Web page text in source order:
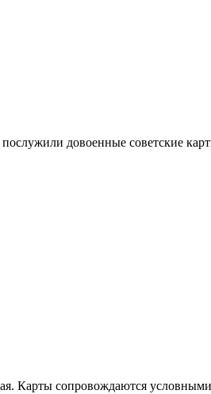
довоенные советские
Карты сопровождаются